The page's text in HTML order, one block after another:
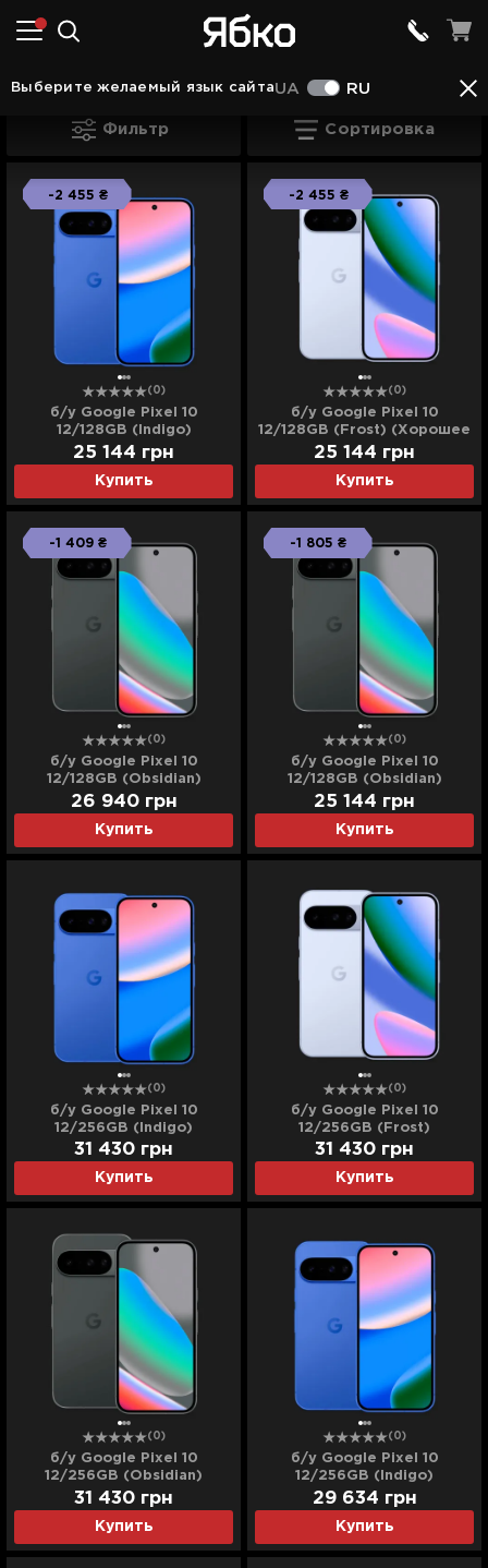
Выберите желаемый язык сайтаUA RU
Смартфоны Google Pixel б/у Google Pixel б/
б/у Google Pixel 10
Фильтр Сортировка
-2 455 ₴
(0)
б/у Google Pixel 10
12/128GB (Indigo)
(Хорошее состояние)
Купить
25 144 грн
-2 455 ₴
(0)
б/у Google Pixel 10
12/128GB (Frost) (Хорошее
состояние)
Купить
25 144 грн
-1 409 ₴
(0)
б/у Google Pixel 10
12/128GB (Obsidian)
(Идеальное состояние)
Купить
26 940 грн
-1 805 ₴
(0)
б/у Google Pixel 10
12/128GB (Obsidian)
(Хорошее состояние)
Купить
25 144 грн
(0)
б/у Google Pixel 10
12/256GB (Indigo)
(Идеальное состояние)
Купить
31 430 грн
(0)
б/у Google Pixel 10
12/256GB (Frost)
(Идеальное состояние)
Купить
31 430 грн
(0)
б/у Google Pixel 10
12/256GB (Obsidian)
(Идеальное состояние)
Купить
31 430 грн
(0)
б/у Google Pixel 10
12/256GB (Indigo)
(Хорошее состояние)
Купить
29 634 грн